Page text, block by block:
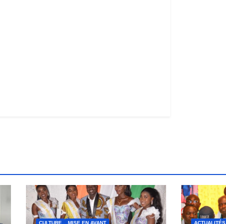
CULTURE MISE EN AVANT ACTUALITÉS